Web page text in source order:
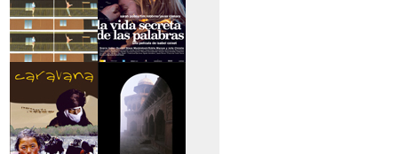
>Serie mujeres
>La vida secreta de
las palabras